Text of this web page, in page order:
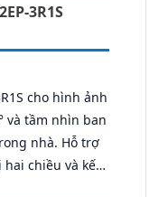
3R1S
cho hình ảnh
và tầm nhìn ban
nhà. Hỗ trợ
chiều và kết